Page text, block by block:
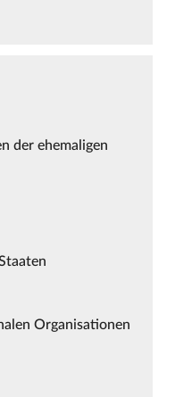
der ehemaligen
Organisationen